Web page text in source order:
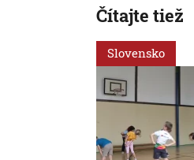
Čítajte tiež
Slovensko